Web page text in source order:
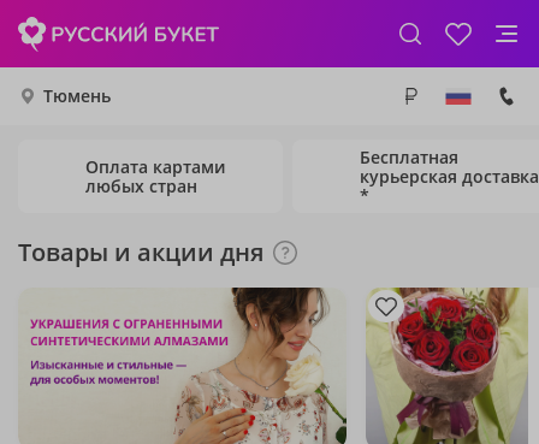
Тюмень
Оплата картами
любых стран
Бесплатная
курьерская доставка
*
Товары и акции дня